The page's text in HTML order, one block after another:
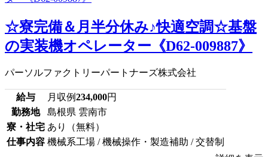
☆寮完備＆月半分休み♪快適空調☆基盤
の実装機オペレーター《D62-009887》
パーソルファクトリーパートナーズ株式会社
給与 月収例234,000円
勤務地
島根県 雲南市
寮・社宅 あり（無料）
仕事内容 機械系工場 / 機械操作・製造補助 / 交替制